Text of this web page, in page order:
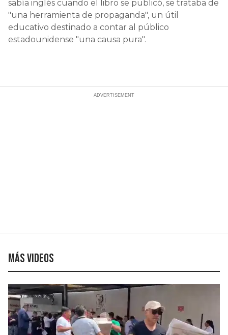
sabía inglés cuando el libro se publicó, se trataba de
"una herramienta de propaganda", un útil
educativo destinado a contar al público
estadounidense "una causa pura".
Más videos